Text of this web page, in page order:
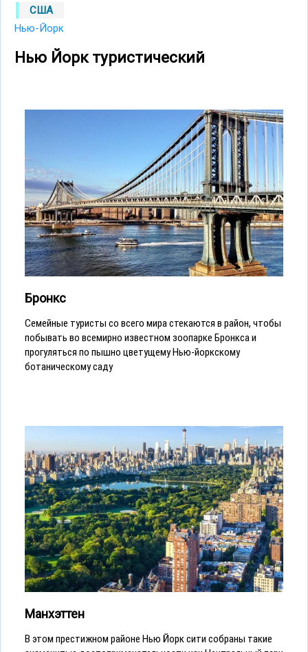
США
Нью-Йорк
Нью Йорк туристический
Бронкс
Семейные туристы со всего мира стекаются в район, чтобы
побывать во всемирно известном зоопарке Бронкса и
прогуляться по пышно цветущему Нью-йоркскому
ботаническому саду
Манхэттен
В этом престижном районе Нью Йорк сити собраны такие